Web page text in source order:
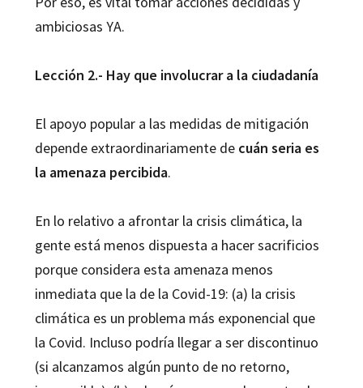
ambiciosas YA.
Lección 2.- Hay que involucrar a la ciudadanía
El apoyo popular a las medidas de mitigación
depende extraordinariamente de cuán seria es
la amenaza percibida.
En lo relativo a afrontar la crisis climática, la
gente está menos dispuesta a hacer sacrificios
porque considera esta amenaza menos
inmediata que la de la Covid-19: (a) la crisis
climática es un problema más exponencial que
la Covid. Incluso podría llegar a ser discontinuo
(si alcanzamos algún punto de no retorno,